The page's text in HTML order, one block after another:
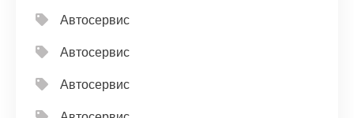
Автосервис
Автосервис
Автосервис